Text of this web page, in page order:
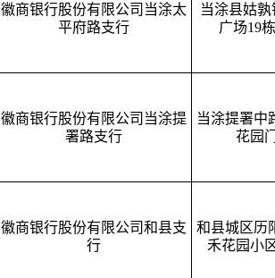
徽商银行股份有限公司当涂太
平府路支行
当涂县姑
广场19
徽商银行股份有限公司当涂提
署路支行
当涂提署中
花园
徽商银行股份有限公司和县支
行
和县城区历
禾花园小